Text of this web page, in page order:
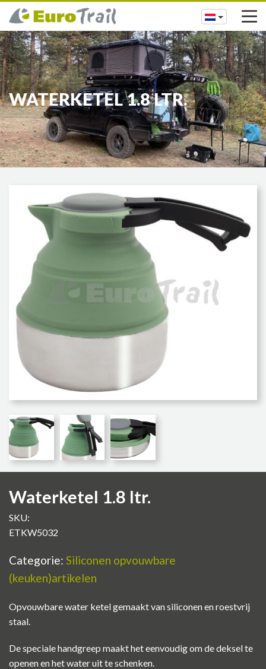
WATERKETEL 1.8 LTR.
Waterketel 1.8 ltr.
SKU:
ETKW5032
Categorie: Siliconen opvouwbare
(keuken)artikelen
Opvouwbare water ketel gemaakt van siliconen en roestvrij
staal.
De speciale handgreep maakt het eenvoudig om de deksel te
openen en het water uit te schenken.